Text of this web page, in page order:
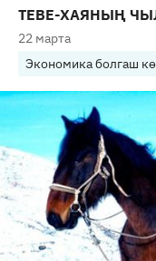
ТЕВЕ-ХАЯНЫҢ
22 марта
Экономика болгаш